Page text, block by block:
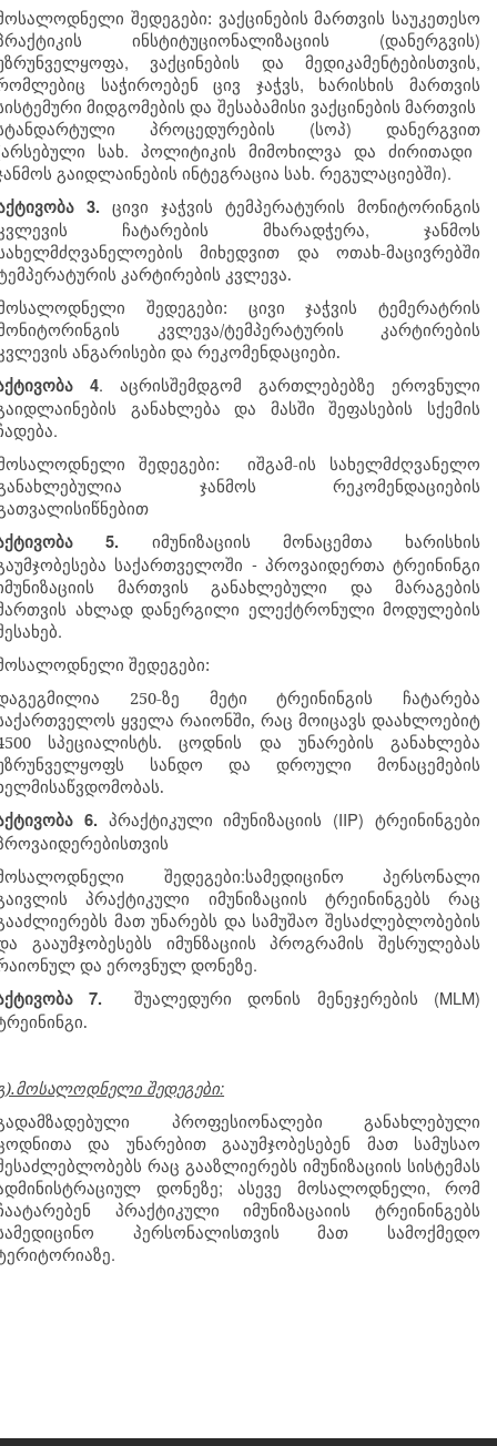
შედეგები: ვაქცინების მართვის საუკეთესო
ინსტიტუციონალიზაციის (დანერგვის)
, ვაქცინების და მედიკამენტებისთვის,
საჭიროებენ ცივ ჯაჭვს, ხარისხის
მართვის
მიდგომების და შესაბამისი ვაქცინების მართვის
პროცედურების (სოპ)დანერგვით
არსებული სახ.პოლიტიკის მიმოხილვა და
ძირითადი
გაიდლაინების ინტეგრაცია სახ.რეგულაციებში).
3. ცივი ჯაჭვის ტემპერატურის მონიტორინგის
ჩატარების მხარადჭერა, ჯანმოს
მიხედვით და
ოთახ-მაცივრებში
კარტირების კვლევა.
შედეგები: ცივი ჯაჭვის ტემერატრის
კვლევა/ტემპერატურის კარტირების
ანგარისები და რეკომენდაციები.
4.აცრისშემდგომ გართლებებზე
ეროვნული
განახლება და მასში შეფასების
სქემის
.
შედეგები: იშგამ-ის სახელმძღვანელო
ჯანმოს რეკომენდაციების
5. იმუნიზაციის მონაცემთა
ხარისხის
საქართველოში - პროვაიდერთა ტრეინინგი
მართვის განახლებული და
მარაგების
ახლად დანერგილი ელექტრონულიმოდულების
.
შედეგები:
250-ზე მეტი ტრეინინგის ჩატარება
ყველა რაიონში, რაც მოიცავს დაახლოებიტ
სპეციალისტს. ცოდნის და უნარების განახლება
სანდო და დროული მონაცემების
6. პრაქტიკული იმუნიზაციის (IIP)ტრეინინგები
შედეგები:სამედიცინო
პერსონალი
პრაქტიკული იმუნიზაციის ტრეინინგებს
რაც
მათ უნარებს და სამუშაო შესაძლებლობების
გააუმჯობესებს იმუნზაციის პროგრამის
შესრულებას
და ეროვნულ დონეზე.
7. შუალედური დონის მენეჯერების (MLM)
შედეგები:
პროფესიონალები
განახლებული
და უნარებით გააუმჯობესებენ მათ
სამუსაო
რაც გააზლიერებს იმუნიზაციის სისტემას
დონეზე;ასევე მოსალოდნელი,რომ
პრაქტიკული იმუნიზაცაიის
ტრეინინგებს
პერსონალისთვის მათ
სამოქმედო
.